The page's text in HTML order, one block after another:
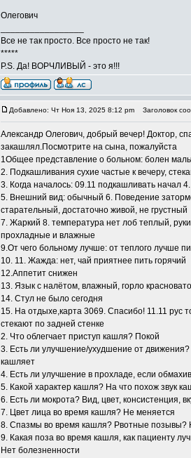
Олегович
Все не так просто. Все просто не так!
*****
P.S. Да! ВОРЧЛИВЫЙ - это я!!!
Добавлено: Чт Ноя 13, 2025 8:12 pm Заголовок
Александр Олегович, добрый вечер! Доктор,
закашлял.Посмотрите на сына, пожалуйста
1Общее представление о больном: болен
2. Подкашливания сухие частые к вечеру,
3. Когда началось: 09.11 подкашливать начал
5. Внешний вид: обычный 6. Поведение
старательный, достаточно живой, не грустный
7. Жаркий 8. температура нет лоб теплый,
прохладные и влажные
9.От чего больному лучше: от теплого лучше
10. 11. Жажда: нет, чай приятнее пить горячий
12.Аппетит снижен
13. Язык с налётом, влажный, горло
14. Стул не было сегодня
15. На отдыхе,карта 3069. Спасибо! 11.11 рус
стекают по задней стенке
2. Что облегчает приступ кашля? Покой
3. Есть ли улучшение/ухудшение от
кашляет
4. Есть ли улучшение в прохладе, если
5. Какой характер кашля? На что похож звук
6. Есть ли мокрота? Вид, цвет, консистенция,
7. Цвет лица во время кашля? Не меняется
8. Спазмы во время кашля? Рвотные позывы?
9. Какая поза во время кашля, как пациенту
Нет болезненности